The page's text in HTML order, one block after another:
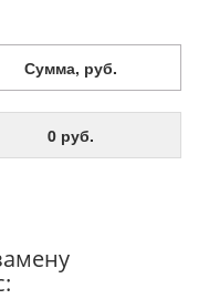
Сумма, руб.
0 руб.